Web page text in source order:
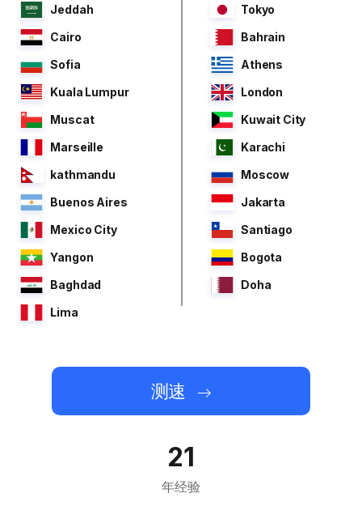
Jeddah
Tokyo
Cairo
Bahrain
Sofia
Athens
Kuala Lumpur
London
Muscat
Kuwait City
Marseille
Karachi
kathmandu
Moscow
Buenos Aires
Jakarta
Mexico City
Santiago
Yangon
Bogota
Baghdad
Doha
Lima
测速
21
年经验